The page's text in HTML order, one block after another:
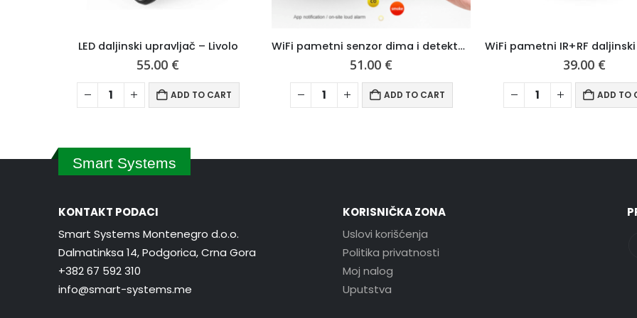
51.00 €
ADD TO CART
WiFi pametni IR+RF daljinski kontroler
39.00 €
ADD TO CART
39.00 €
ADD TO
Smart Systems
KONTAKT PODACI
Smart Systems Montenegro d.o.o.
Dalmatinksa 14, Podgorica, Crna Gora
+382 67 592 310
info@smart-systems.me
KORISNIČKA ZONA
Uslovi korišćenja
Politika privatnosti
Moj nalog
Uputstva